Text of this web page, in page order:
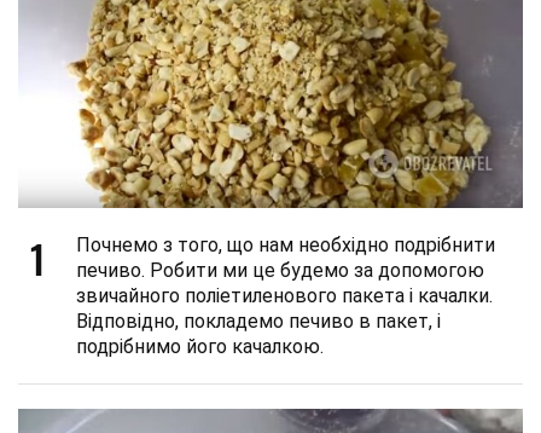
1
Почнемо з того, що нам необхідно подрібнити
печиво. Робити ми це будемо за допомогою
звичайного поліетиленового пакета і качалки.
Відповідно, покладемо печиво в пакет, і
подрібнимо його качалкою.